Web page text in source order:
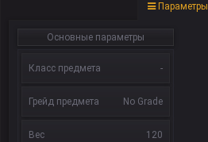
Параметры
Основные параметры
Класс предмета -
Грейд предмета No Grade
Вес 120